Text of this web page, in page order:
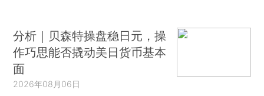
分析｜贝森特操盘稳日元，操
作巧思能否撬动美日货币基本
面
2026年08月06日